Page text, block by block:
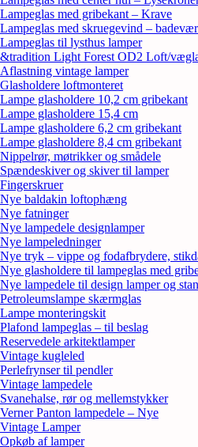
Lampeglas med gribekant – Krave
Lampeglas med skruegevind –
Lampeglas til lysthus lamper
&tradition Light Forest OD2 Loft/
Aflastning vintage lamper
Glasholdere loftmonteret
Lampe glasholdere 10,2 cm gribekant
Lampe glasholdere 15,4 cm
Lampe glasholdere 6,2 cm gribekant
Lampe glasholdere 8,4 cm gribekant
Nippelrør, møtrikker og smådele
Spændeskiver og skiver til lamper
Fingerskruer
Nye baldakin loftophæng
Nye fatninger
Nye lampedele designlamper
Nye lampeledninger
Nye tryk – vippe og fodafbrydere,
Nye glasholdere til lampeglas med
Nye lampedele til design lamper og
Petroleumslampe skærmglas
Lampe monteringskit
Plafond lampeglas – til beslag
Reservedele arkitektlamper
Vintage kugleled
Perlefrynser til pendler
Vintage lampedele
Svanehalse, rør og mellemstykker
Verner Panton lampedele – Nye
Vintage Lamper
Opkøb af lamper